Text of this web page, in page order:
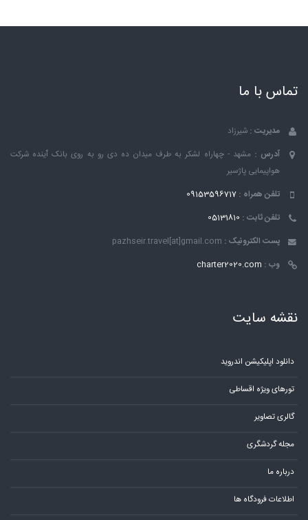
تماس با ما
مدیریت : شیرزاد
آدرس : مشهد - چهاراه لشکر به طرف میدان ده دی رو به روی بانک ٱینده شرکت
هواپیمایی پاژسیر
تلفن همراه : 09153596717
تلفن ثابت : 05131810
پست الکترونیک : pazhseir.travel[at]gmail.com
وب : charter2020.com
نقشه سایت
دانلود اپلیکیشن اندروید
تورهای ویژه اقساطی
گالری تصاویر
مجله گردشگری
درباره ما
اطلاعات فرودگاه ها